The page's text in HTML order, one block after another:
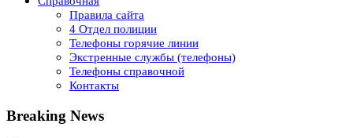
Правила сайта
4 Отдел полиции
Телефоны горячие линии
Экстренные службы (телефоны)
Телефоны справочной
Контакты
Breaking News